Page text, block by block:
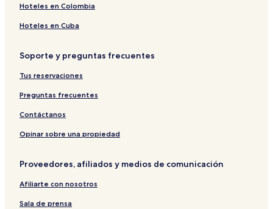
Hoteles en Colombia
Hoteles en Cuba
Soporte y preguntas frecuentes
Tus reservaciones
Preguntas frecuentes
Contáctanos
Opinar sobre una propiedad
Proveedores, afiliados y medios de comunicación
Afiliarte con nosotros
Sala de prensa